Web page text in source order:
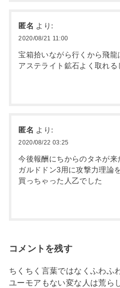
匿名 より:
2020/08/21 11:00
宝箱拾いながら行くから飛龍
アステライト鉱石よく取れる
匿名 より:
2020/08/22 03:25
今後報酬にちからのタネが来
ガルドドン3用に攻撃力理論
買っちゃった人乙でした
コメントを残す
ちくちく言葉ではなくふわふ
ユーモアもない変な人は荒ら